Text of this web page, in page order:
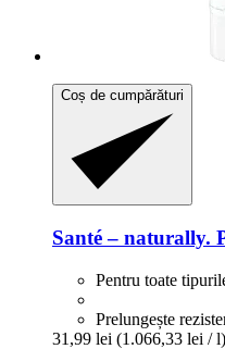
Coș de cumpărături
Santé – naturally.
Pentru toate
Prelungește
31,99 lei (1.066,33 lei / l)